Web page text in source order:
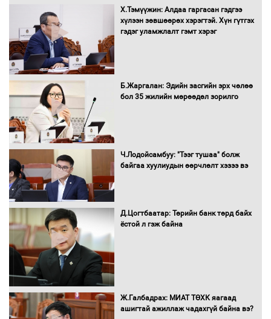
Санхүүгийн хэмнэлтийн горимд эрүүл
мэндийн салбар хамаарахгүй
Нөөцийн махны худалдаа,
борлуулалтыг нээлттэй ил тод
Монгол Улс “COP17”-д “Тал хээрийн
төлөвлөгөө”-гөө танилцуулна
16 төрлийн эмийг нэг эх үүсвэрээс
Бүх шатанд хэмнэлтийн горимд
шилжиж, найр наадам, зөвлөгөөн,
Х.Тэмүүжин: Алдаа гаргасан гэдгээ
хүлээн зөвшөөрөх хэрэгтэй. Хүн гүтгэх
гэдэг уламжлалт гэмт хэрэг
Б.Жаргалан: Эдийн засгийн эрх чөлөө
бол 35 жилийн мөрөөдөл зорилго
Ч.Лодойсамбуу: "Тээг тушаа" болж
байгаа хуулиудын өөрчлөлт хэзээ вэ
Д.Цогтбаатар: Төрийн банк төрд байх
ёстой л гэж байна
Ж.Галбадрах: МИАТ ТӨХК яагаад
ашигтай ажиллаж чадахгүй байна вэ?